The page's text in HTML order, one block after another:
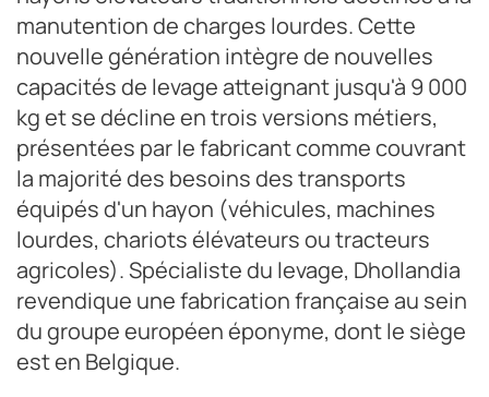
manutention de charges lourdes. Cette
nouvelle génération intègre de nouvelles
capacités de levage atteignant jusqu'à 9 000
kg et se décline en trois versions métiers,
présentées par le fabricant comme couvrant
la majorité des besoins des transports
équipés d'un hayon (véhicules, machines
lourdes, chariots élévateurs ou tracteurs
agricoles). Spécialiste du levage, Dhollandia
revendique une fabrication française au sein
du groupe européen éponyme, dont le siège
est en Belgique.